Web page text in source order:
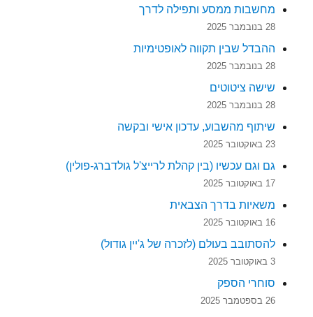
מחשבות ממסע ותפילה לדרך
28 בנובמבר 2025
ההבדל שבין תקווה לאופטימיות
28 בנובמבר 2025
שישה ציטוטים
28 בנובמבר 2025
שיתוף מהשבוע, עדכון אישי ובקשה
23 באוקטובר 2025
גם וגם עכשיו (בין קהלת לרייצ'ל גולדברג-פולין)
17 באוקטובר 2025
משאיות בדרך הצבאית
16 באוקטובר 2025
להסתובב בעולם (לזכרה של ג'יין גודול)
3 באוקטובר 2025
סוחרי הספק
26 בספטמבר 2025